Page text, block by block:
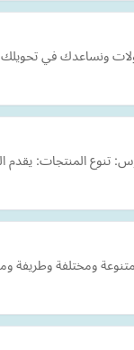
ونساعدك في
المنتجات: يقدم
ومختلفة وطريفة